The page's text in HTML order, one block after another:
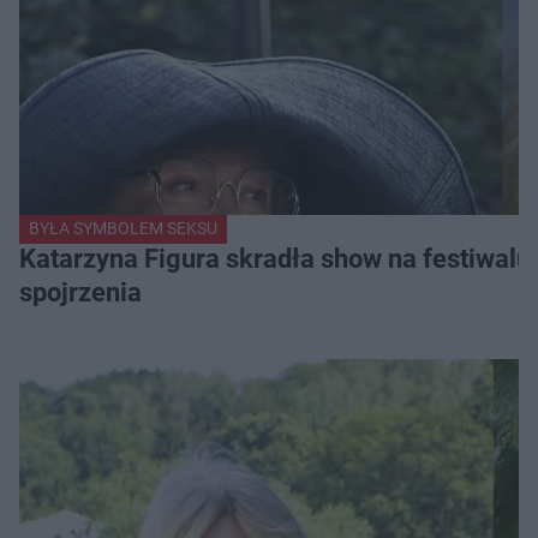
BYŁA SYMBOLEM SEKSU
Katarzyna Figura skradła show na
spojrzenia